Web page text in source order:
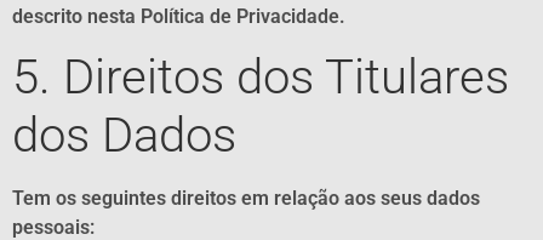
descrito nesta Política de Privacidade.
5. Direitos dos Titulares
dos Dados
Tem os seguintes direitos em relação aos seus dados
pessoais: